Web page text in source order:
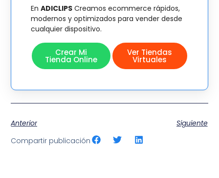
EnADICLIPS Creamos ecommerce rápidos,
modernos y optimizados para vender desde
cualquier dispositivo.
Crear Mi
Tienda Online
Ver Tiendas
Virtuales
Anterior
Siguiente
Compartir publicación